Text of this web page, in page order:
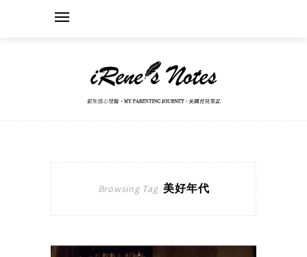
Browsing Tag 美好年代